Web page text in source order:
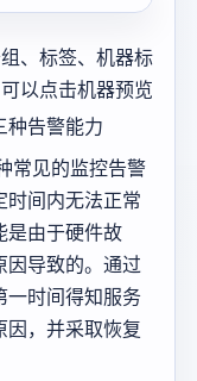
、标签、机器标
以点击机器预览
告警能力
常见的监控告警
间内无法正常
是由于硬件故
因导致的。通过
一时间得知服务
，并采取恢复